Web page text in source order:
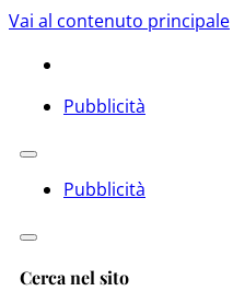
Vai al contenuto principale
Pubblicità
Pubblicità
Cerca nel sito